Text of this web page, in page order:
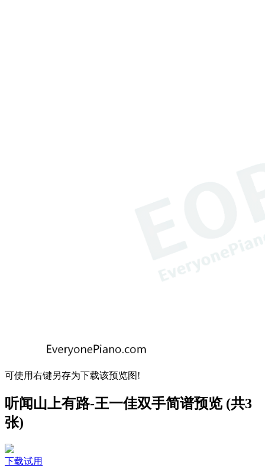
可使用右键另存为下载该预览图!
听闻山上有路-王一佳双手简谱预览 (共3
张)
下载试用